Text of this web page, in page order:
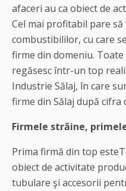
afaceri au ca obiect de
Cel mai profitabil pare
combustibililor, cu care
firme din domeniu. Toate
regăsesc într-un top
Industrie Sălaj, în care
firme din Sălaj după cifra
Firmele străine,
Prima firmă din top
obiect de activitate
tubulare şi accesorii